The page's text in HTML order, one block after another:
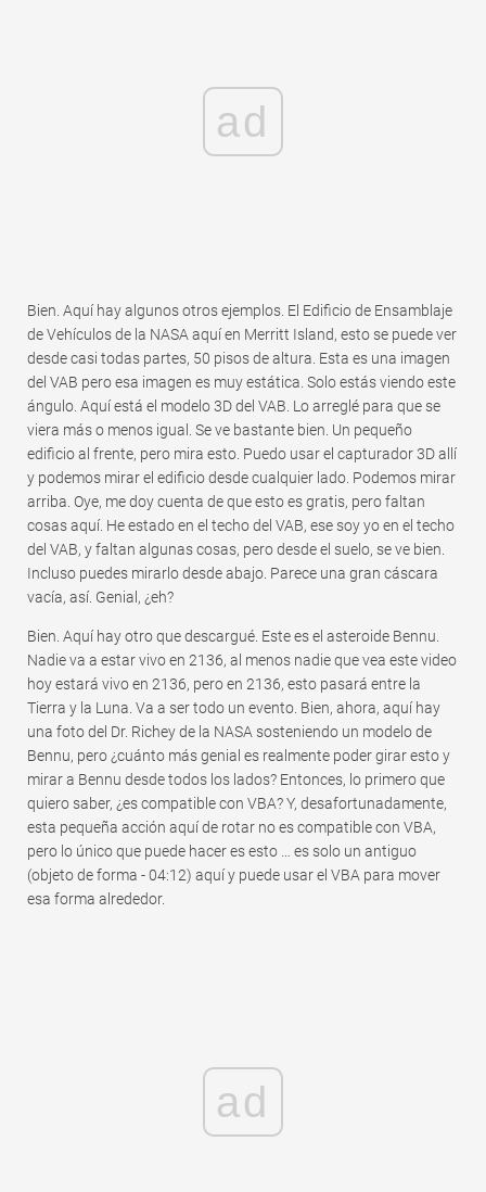
ad
Bien. Aquí hay algunos otros ejemplos. El Edificio de Ensamblaje
de Vehículos de la NASA aquí en Merritt Island, esto se puede ver
desde casi todas partes, 50 pisos de altura. Esta es una imagen
del VAB pero esa imagen es muy estática. Solo estás viendo este
ángulo. Aquí está el modelo 3D del VAB. Lo arreglé para que se
viera más o menos igual. Se ve bastante bien. Un pequeño
edificio al frente, pero mira esto. Puedo usar el capturador 3D allí
y podemos mirar el edificio desde cualquier lado. Podemos mirar
arriba. Oye, me doy cuenta de que esto es gratis, pero faltan
cosas aquí. He estado en el techo del VAB, ese soy yo en el techo
del VAB, y faltan algunas cosas, pero desde el suelo, se ve bien.
Incluso puedes mirarlo desde abajo. Parece una gran cáscara
vacía, así. Genial, ¿eh?
Bien. Aquí hay otro que descargué. Este es el asteroide Bennu.
Nadie va a estar vivo en 2136, al menos nadie que vea este video
hoy estará vivo en 2136, pero en 2136, esto pasará entre la
Tierra y la Luna. Va a ser todo un evento. Bien, ahora, aquí hay
una foto del Dr. Richey de la NASA sosteniendo un modelo de
Bennu, pero ¿cuánto más genial es realmente poder girar esto y
mirar a Bennu desde todos los lados? Entonces, lo primero que
quiero saber, ¿es compatible con VBA? Y, desafortunadamente,
esta pequeña acción aquí de rotar no es compatible con VBA,
pero lo único que puede hacer es esto … es solo un antiguo
(objeto de forma - 04:12) aquí y puede usar el VBA para mover
esa forma alrededor.
ad